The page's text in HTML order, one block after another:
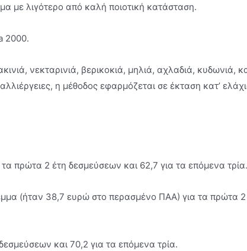
µε λιγότερο από καλή ποιοτική κατάσταση.
2000.
νεκταρινιά, βερικοκιά, µηλιά, αχλαδιά, κυδωνιά,
η µέθοδος εφαρµόζεται σε έκταση κατ’
πρώτα 2 έτη δεσµεύσεων και 62,7 για τα επόµενα τρία.
(ήταν 38,7 ευρώ στο περασµένο ΠΑΑ) για τα πρώτα
και 70,2 για τα επόµενα τρία.